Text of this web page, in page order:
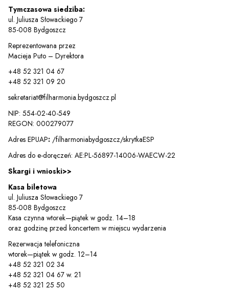
Tymczasowa siedziba:
ul. Juliusza Słowackiego 7
85-008 Bydgoszcz
Reprezentowana przez
Macieja Puto – Dyrektora
+48 52 321 04 67
+48 52 321 09 20
sekretariat@filharmonia.bydgoszcz.pl
NIP: 554-02-40-549
REGON: 000279077
Adres EPUAP: /filharmoniabydgoszcz/skrytkaESP
Adres do e-doręczeń: AE:PL-56897-14006-WAECW-22
Skargi i wnioski>>
Kasa biletowa
ul. Juliusza Słowackiego 7
85-008 Bydgoszcz
Kasa czynna wtorek—piątek w godz. 14–18
oraz godzinę przed koncertem w miejscu wydarzenia
Rezerwacja telefoniczna
wtorek—piątek w godz. 12–14
+48 52 321 02 34
+48 52 321 04 67 w. 21
+48 52 321 25 50